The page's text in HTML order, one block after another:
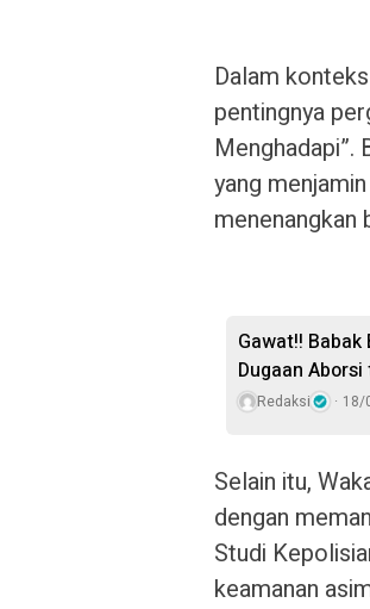
Dalam
pentingnya
Menghadapi”.
yang
menenangkan
Gawat!!
Dugaan
Redaksi 18/
Selain itu,
dengan
Studi
keamanan